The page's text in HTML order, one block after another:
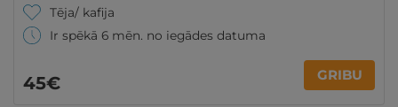
Tēja/ kafija
Ir spēkā 6 mēn. no iegādes datuma
45€ GRIBU